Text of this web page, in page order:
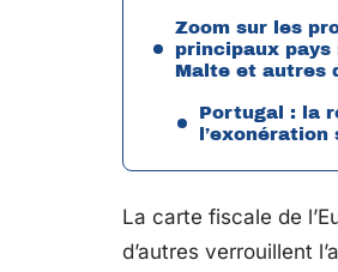
Zoom sur les
principaux pays
Malte et autres
Portugal : la
La carte fiscale de
d’autres verrouillent